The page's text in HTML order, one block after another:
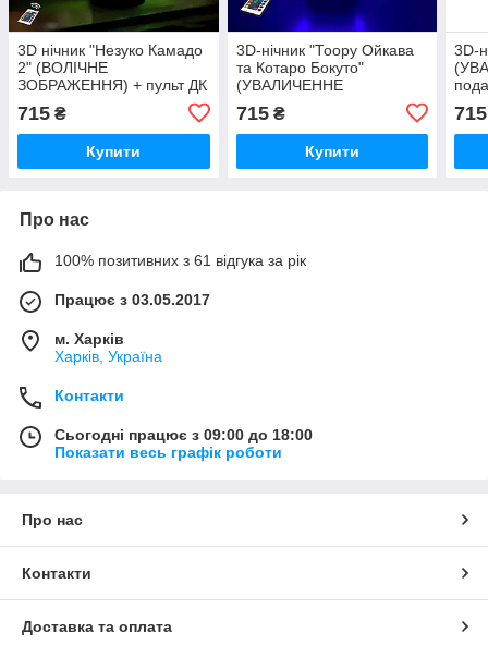
3D нічник "Незуко Камадо
2" (ВОЛІЧНЕ
ЗОБРАЖЕННЯ) + пульт ДК
адаптер +батарейки
(3ААА) 3DTOYSLAMP
715 ₴
Купити
3D-нічник "Тоору Ойкава
та Котаро Бокуто"
(УВАЛИЧЕННЕ
подарункове паковання +
16 кольорів 3DTOYSLAMP
715₴
Купити
3D-
715
Про нас
100% позитивних з 61 відгука за рік
Працює з 03.05.2017
м. Харків
Харків, Україна
Контакти
Сьогодні працює з 09:00 до 18:00
Показати весь графік роботи
Про нас
Контакти
Доставка та оплата